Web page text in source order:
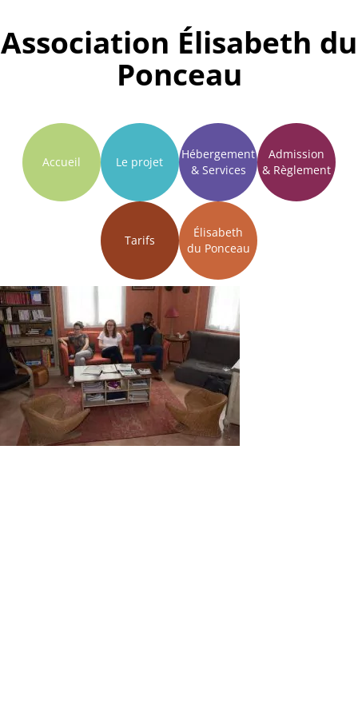
Aller au contenu
Association Élisabeth du
Ponceau
Accueil Le projet
Hébergement
& Services
Admission
& Règlement
Tarifs
Élisabeth
du Ponceau